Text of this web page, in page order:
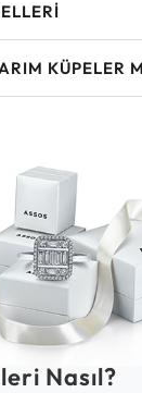
KÜPELER
Nasıl?